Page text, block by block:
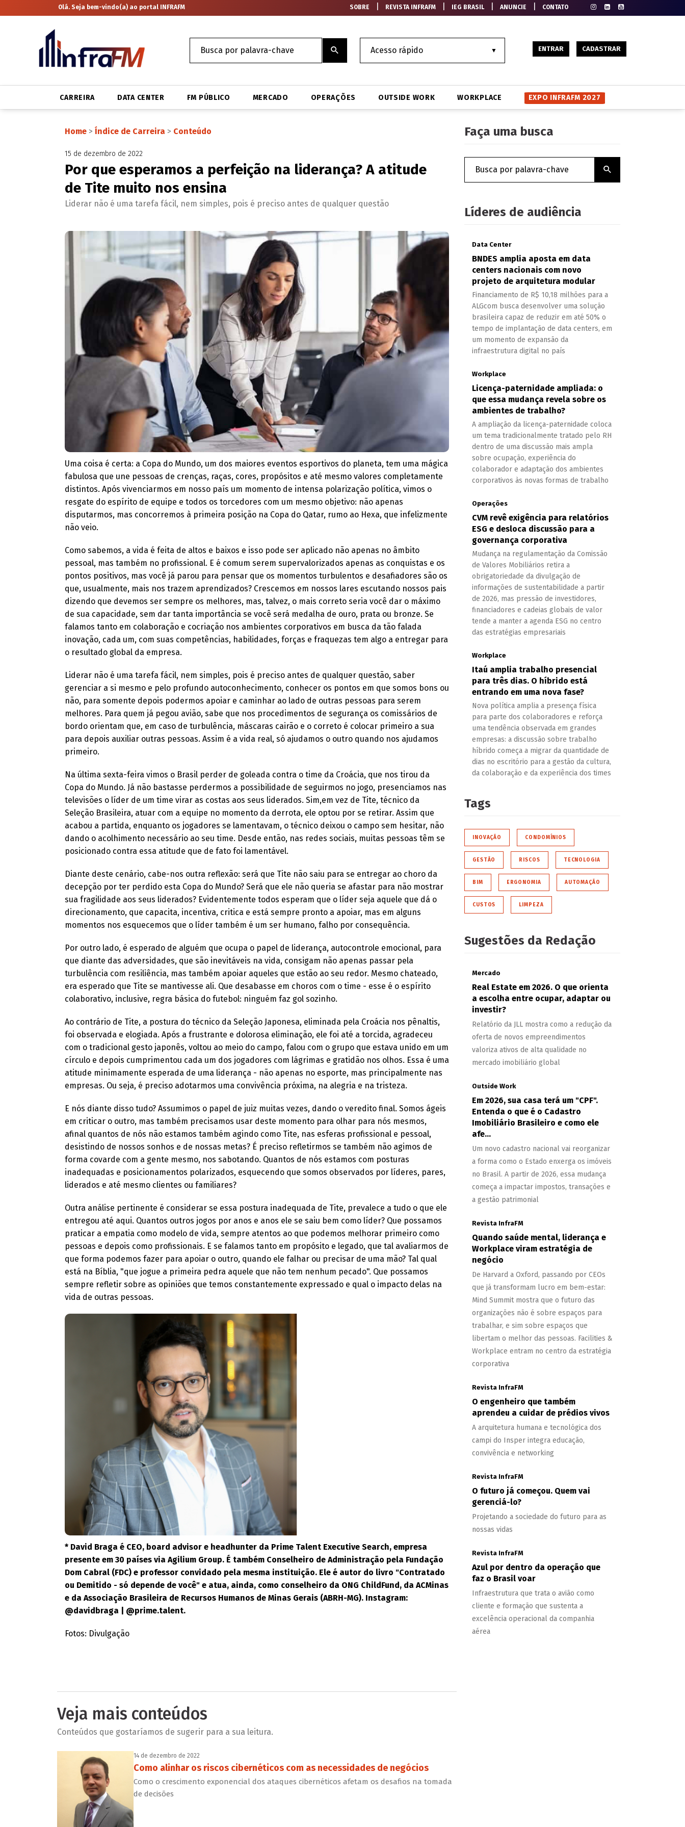
Olá. Seja bem-vindo(a) ao portal INFRAFM SOBRE REVISTA INFRAFM IEG BRASIL|ANUNCIE CONTATO
ENTRAR CADASTRAR
CARREIRA DATA CENTER FM PÚBLICO MERCADO OPERAÇÕES OUTSIDE WORK WORKPLACE EXPO INFRAFM 2027
Home> Índice de Carreira > Conteúdo
15 de dezembro de 2022
Por que esperamos a perfeição na liderança? A atitude
de Tite muito nos ensina
Liderar não é uma tarefa fácil, nem simples, pois é preciso antes de qualquer questão
Uma coisa é certa: a Copa do Mundo, um dos maiores eventos esportivos do planeta, tem uma mágica
fabulosa que une pessoas de crenças, raças, cores, propósitos e até mesmo valores completamente
distintos. Após vivenciarmos em nosso país um momento de intensa polarização política, vimos o
resgate do espírito de equipe e todos os torcedores com um mesmo objetivo: não apenas
disputarmos, mas concorremos à primeira posição na Copa do Qatar, rumo ao Hexa, que infelizmente
não veio.
Como sabemos, a vida é feita de altos e baixos e isso pode ser aplicado não apenas no âmbito
pessoal, mas também no profissional. E é comum serem supervalorizados apenas as conquistas e os
pontos positivos, mas você já parou para pensar que os momentos turbulentos e desafiadores são os
que, usualmente, mais nos trazem aprendizados? Crescemos em nossos lares escutando nossos pais
dizendo que devemos ser sempre os melhores, mas, talvez, o mais correto seria você dar o máximo
de sua capacidade, sem dar tanta importância se você será medalha de ouro, prata ou bronze. Se
falamos tanto em colaboração e cocriação nos ambientes corporativos em busca da tão falada
inovação, cada um, com suas competências, habilidades, forças e fraquezas tem algo a entregar para
o resultado global da empresa.
Liderar não é uma tarefa fácil, nem simples, pois é preciso antes de qualquer questão, saber
gerenciar a si mesmo e pelo profundo autoconhecimento, conhecer os pontos em que somos bons ou
não, para somente depois podermos apoiar e caminhar ao lado de outras pessoas para serem
melhores. Para quem já pegou avião, sabe que nos procedimentos de segurança os comissários de
bordo orientam que, em caso de turbulência, máscaras cairão e o correto é colocar primeiro a sua
para depois auxiliar outras pessoas. Assim é a vida real, só ajudamos o outro quando nos ajudamos
primeiro.
Na última sexta-feira vimos o Brasil perder de goleada contra o time da Croácia, que nos tirou da
Copa do Mundo. Já não bastasse perdermos a possibilidade de seguirmos no jogo, presenciamos nas
televisões o líder de um time virar as costas aos seus liderados. Sim,em vez de Tite, técnico da
Seleção Brasileira, atuar com a equipe no momento da derrota, ele optou por se retirar. Assim que
acabou a partida, enquanto os jogadores se lamentavam, o técnico deixou o campo sem hesitar, não
dando o acolhimento necessário ao seu time. Desde então, nas redes sociais, muitas pessoas têm se
posicionado contra essa atitude que de fato foi lamentável.
Diante deste cenário, cabe-nos outra reflexão: será que Tite não saiu para se entregar ao choro da
decepção por ter perdido esta Copa do Mundo? Será que ele não queria se afastar para não mostrar
sua fragilidade aos seus liderados? Evidentemente todos esperam que o líder seja aquele que dá o
direcionamento, que capacita, incentiva, critica e está sempre pronto a apoiar, mas em alguns
momentos nos esquecemos que o líder também é um ser humano, falho por consequência.
Por outro lado, é esperado de alguém que ocupa o papel de liderança, autocontrole emocional, para
que diante das adversidades, que são inevitáveis na vida, consigam não apenas passar pela
turbulência com resiliência, mas também apoiar aqueles que estão ao seu redor. Mesmo chateado,
era esperado que Tite se mantivesse ali. Que desabasse em choros com o time - esse é o espírito
colaborativo, inclusive, regra básica do futebol: ninguém faz gol sozinho.
Ao contrário de Tite, a postura do técnico da Seleção Japonesa, eliminada pela Croácia nos pênaltis,
foi observada e elogiada. Após a frustrante e dolorosa eliminação, ele foi até a torcida, agradeceu
com o tradicional gesto japonês, voltou ao meio do campo, falou com o grupo que estava unido em um
círculo e depois cumprimentou cada um dos jogadores com lágrimas e gratidão nos olhos. Essa é uma
atitude minimamente esperada de uma liderança - não apenas no esporte, mas principalmente nas
empresas. Ou seja, é preciso adotarmos uma convivência próxima, na alegria e na tristeza.
E nós diante disso tudo? Assumimos o papel de juiz muitas vezes, dando o veredito final. Somos ágeis
em criticar o outro, mas também precisamos usar deste momento para olhar para nós mesmos,
afinal quantos de nós não estamos também agindo como Tite, nas esferas profissional e pessoal,
desistindo de nossos sonhos e de nossas metas? É preciso refletirmos se também não agimos de
forma covarde com a gente mesmo, nos sabotando. Quantos de nós estamos com posturas
inadequadas e posicionamentos polarizados, esquecendo que somos observados por líderes, pares,
liderados e até mesmo clientes ou familiares?
Outra análise pertinente é considerar se essa postura inadequada de Tite, prevalece a tudo o que ele
entregou até aqui. Quantos outros jogos por anos e anos ele se saiu bem como líder? Que possamos
praticar a empatia como modelo de vida, sempre atentos ao que podemos melhorar primeiro como
pessoas e depois como profissionais. E se falamos tanto em propósito e legado, que tal avaliarmos de
que forma podemos fazer para apoiar o outro, quando ele falhar ou precisar de uma mão? Tal qual
está na Bíblia, "que jogue a primeira pedra aquele que não tem nenhum pecado". Que possamos
sempre refletir sobre as opiniões que temos constantemente expressado e qual o impacto delas na
vida de outras pessoas.
* David Braga é CEO, board advisor e headhunter da Prime Talent Executive Search, empresa
presente em 30 países via Agilium Group. É também Conselheiro de Administração pela Fundação
Dom Cabral (FDC) e professor convidado pela mesma instituição. Ele é autor do livro "Contratado
ou Demitido - só depende de você" e atua, ainda, como conselheiro da ONG ChildFund, da ACMinas
e da Associação Brasileira de Recursos Humanos de Minas Gerais (ABRH-MG). Instagram:
@davidbraga | @prime.talent.
Fotos: Divulgação
Veja mais conteúdos
Conteúdos que gostaríamos de sugerir para a sua leitura.
14 de dezembro de 2022
Como alinhar os riscos cibernéticos com as necessidades de negócios
Como o crescimento exponencial dos ataques cibernéticos afetam os desafios na tomada
de decisões
Faça uma busca
Líderes de audiência
Data Center
BNDES amplia aposta em data
centers nacionais com novo
projeto de arquitetura modular
Financiamento de R$ 10,18 milhões para a
ALGcom busca desenvolver uma solução
brasileira capaz de reduzir em até 50% o
tempo de implantação de data centers, em
um momento de expansão da
infraestrutura digital no país
Workplace
Licença-paternidade ampliada: o
que essa mudança revela sobre os
ambientes de trabalho?
A ampliação da licença-paternidade coloca
um tema tradicionalmente tratado pelo RH
dentro de uma discussão mais ampla
sobre ocupação, experiência do
colaborador e adaptação dos ambientes
corporativos às novas formas de trabalho
Operações
CVM revê exigência para relatórios
ESG e desloca discussão para a
governança corporativa
Mudança na regulamentação da Comissão
de Valores Mobiliários retira a
obrigatoriedade da divulgação de
informações de sustentabilidade a partir
de 2026, mas pressão de investidores,
financiadores e cadeias globais de valor
tende a manter a agenda ESG no centro
das estratégias empresariais
Workplace
Itaú amplia trabalho presencial
para três dias. O híbrido está
entrando em uma nova fase?
Nova política amplia a presença física
para parte dos colaboradores e reforça
uma tendência observada em grandes
empresas: a discussão sobre trabalho
híbrido começa a migrar da quantidade de
dias no escritório para a gestão da cultura,
da colaboração e da experiência dos times
Tags
INOVAÇÃO CONDOMÍNIOS
GESTÃO RISCOS TECNOLOGIA
BIM ERGONOMIA AUTOMAÇÃO
CUSTOS LIMPEZA
Sugestões da Redação
Mercado
Real Estate em 2026. O que orienta
a escolha entre ocupar, adaptar ou
investir?
Relatório da JLL mostra como a redução da
oferta de novos empreendimentos
valoriza ativos de alta qualidade no
mercado imobiliário global
Outside Work
Em 2026, sua casa terá um "CPF".
Entenda o que é o Cadastro
Imobiliário Brasileiro e como ele
afe...
Um novo cadastro nacional vai reorganizar
a forma como o Estado enxerga os imóveis
no Brasil. A partir de 2026, essa mudança
começa a impactar impostos, transações e
a gestão patrimonial
Revista InfraFM
Quando saúde mental, liderança e
Workplace viram estratégia de
negócio
De Harvard a Oxford, passando por CEOs
que já transformam lucro em bem-estar:
Mind Summit mostra que o futuro das
organizações não é sobre espaços para
trabalhar, e sim sobre espaços que
libertam o melhor das pessoas. Facilities &
Workplace entram no centro da estratégia
corporativa
Revista InfraFM
O engenheiro que também
aprendeu a cuidar de prédios vivos
A arquitetura humana e tecnológica dos
campi do Insper integra educação,
convivência e networking
Revista InfraFM
O futuro já começou. Quem vai
gerenciá-lo?
Projetando a sociedade do futuro para as
nossas vidas
Revista InfraFM
Azul por dentro da operação que
faz o Brasil voar
Infraestrutura que trata o avião como
cliente e formação que sustenta a
excelência operacional da companhia
aérea